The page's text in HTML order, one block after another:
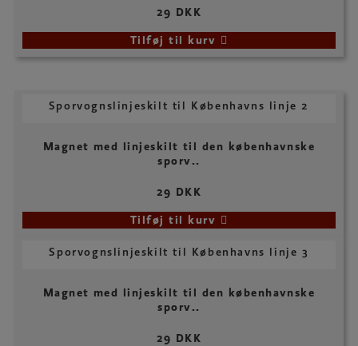
29 DKK
Tilføj til kurv
Sporvognslinjeskilt til Københavns linje 2
Magnet med linjeskilt til den københavnske
sporv..
29 DKK
Tilføj til kurv
Sporvognslinjeskilt til Københavns linje 3
Magnet med linjeskilt til den københavnske
sporv..
29 DKK